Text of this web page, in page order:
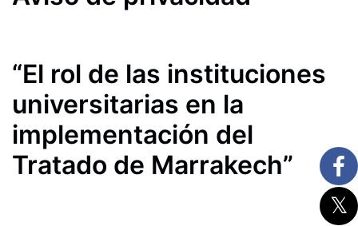
“El rol de las instituciones
universitarias en la
implementación del
Tratado de Marrakech”